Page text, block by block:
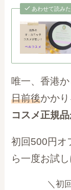
あわせて読み
唯一、香港
日前後かかり
コスメ正規
初回500円オ
ら一度お試
＼初